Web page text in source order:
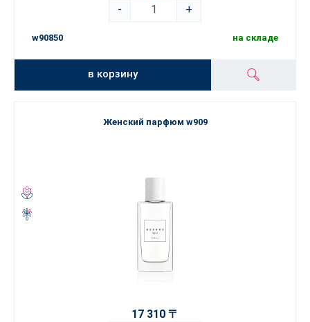
-
+
w90850 на складе
в корзину
Женский парфюм w909
17 310 〒